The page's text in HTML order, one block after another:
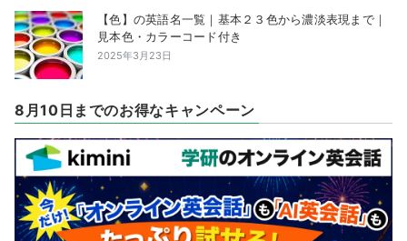
【色】の英語名一覧｜基本２３色から濃淡表現まで｜
見本色・カラーコード付き
2025年3月23日
8月10日までのお得なキャンペーン